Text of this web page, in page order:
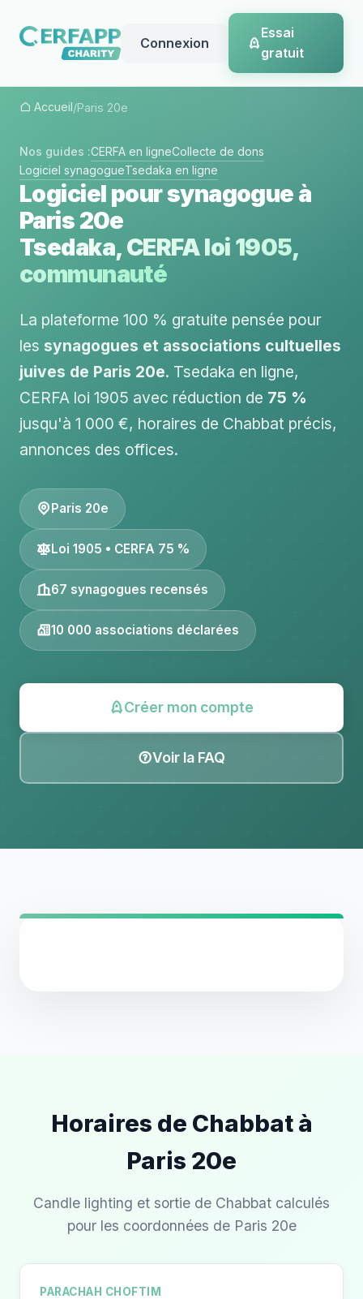
Connexion
Essai
gratuit
Accueil/Paris 20e
Nos guides :CERFA en ligneCollecte de dons
Logiciel synagogueTsedaka en ligne
Logiciel pour synagogue à
Paris 20e
Tsedaka, CERFA loi 1905,
communauté
La plateforme 100 % gratuite pensée pour
les synagogues et associations cultuelles
juives de Paris 20e. Tsedaka en ligne,
CERFA loi 1905 avec réduction de 75 %
jusqu'à 1 000 €, horaires de Chabbat précis,
annonces des offices.
Paris 20e
Loi 1905 • CERFA 75 %
67 synagogues recensés
10 000 associations déclarées
Créer mon compte
Voir la FAQ
Horaires de Chabbat à
Paris 20e
Candle lighting et sortie de Chabbat calculés
pour les coordonnées de Paris 20e
PARACHAH CHOFTIM